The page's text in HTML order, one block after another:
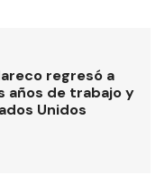
regresó a
años de trabajo y
Unidos